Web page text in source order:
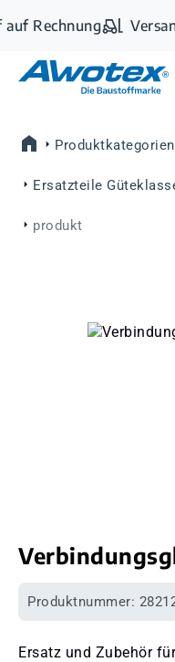
Zum Hauptinhalt
Rechnung
Produktkategorien
Ersatzteile
produkt
Bildergalerie
Produktnummer:
Ersatz und Zubehör